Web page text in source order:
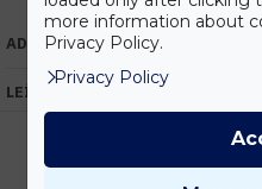
ADATOK
LEÍRÁS
more information about
Privacy Policy.
Privacy Policy